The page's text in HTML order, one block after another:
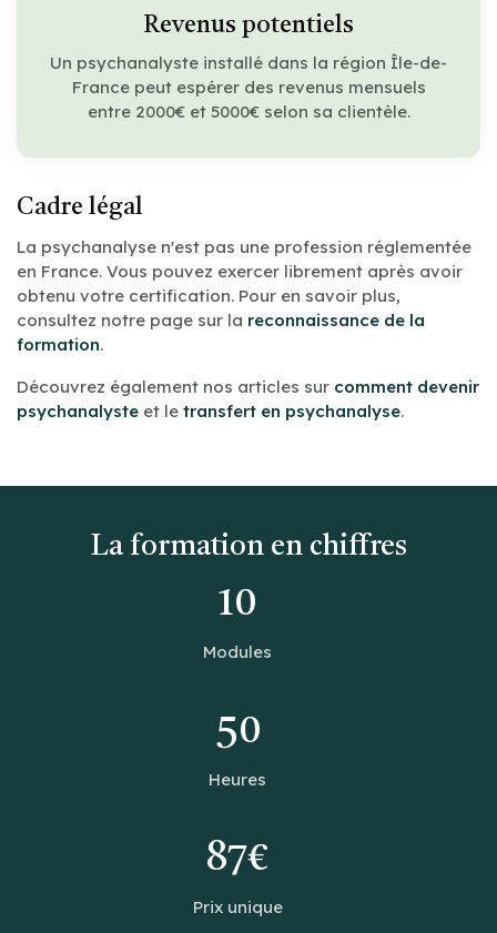
Revenus potentiels
Un psychanalyste installé dans la région Île-de-
France peut espérer des revenus mensuels
entre 2000€ et 5000€ selon sa clientèle.
Cadre légal
La psychanalyse n'est pas une profession réglementée
en France. Vous pouvez exercer librement après avoir
obtenu votre certification. Pour en savoir plus,
consultez notre page sur la reconnaissance de la
formation.
Découvrez également nos articles sur comment devenir
psychanalyste et le transfert en psychanalyse.
La formation en chiffres
10
Modules
50
Heures
87€
Prix unique